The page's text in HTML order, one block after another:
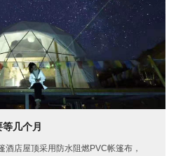
几个月
店屋顶采用防水阻燃PVC帐篷布，